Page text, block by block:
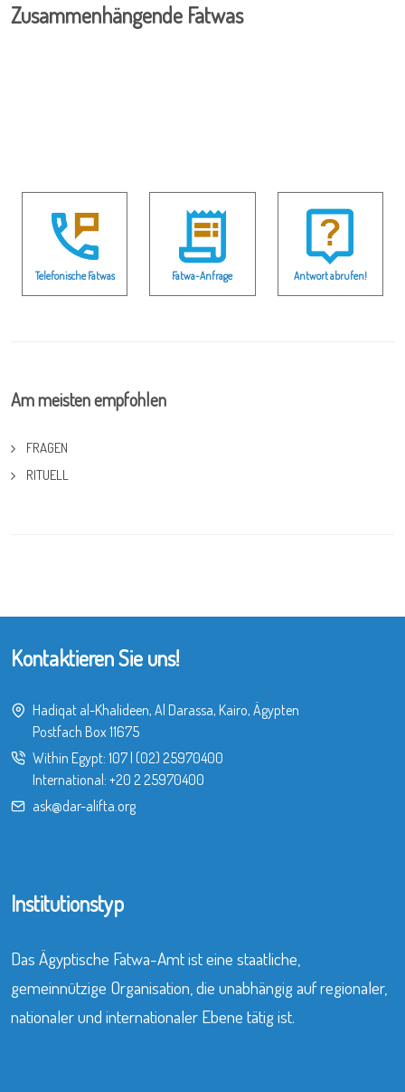
Zusammenhängende Fatwas
Telefonische Fatwas Fatwa-Anfrage Antwort abrufen!
Am meisten empfohlen
FRAGEN
RITUELL
Kontaktieren Sie uns!
Hadiqat al-Khalideen, Al Darassa, Kairo, Ägypten
Postfach Box 11675
Within Egypt: 107| (02) 25970400
International: +20 2 25970400
ask@dar-alifta.org
Institutionstyp
Das Ägyptische Fatwa-Amt ist eine staatliche,
gemeinnützige Organisation, die unabhängig auf regionaler,
nationaler und internationaler Ebene tätig ist.